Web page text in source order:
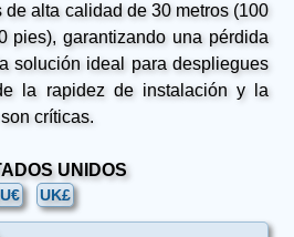
alta calidad de 30 metros (100
pies), garantizando una pérdida
solución ideal para despliegues
la rapidez de instalación y la
críticas.
UNIDOS
UK£